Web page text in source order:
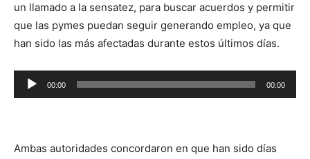
un llamado a la sensatez, para buscar acuerdos y permitir
que las pymes puedan seguir generando empleo, ya que
han sido las más afectadas durante estos últimos días.
Reproductor
de
00:00 00:00
Ambas autoridades concordaron en que han sido días